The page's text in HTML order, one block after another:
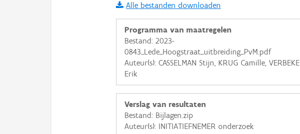
i
+ −
Basis Lagen
Alle bestanden downloaden
Programma van maatregelen
Bestand: 2023-
0843_Lede_Hoogstraat_uitbreiding_PvM.pdf
Auteur(s): CASSELMAN Stijn, KRUG Camille, VERBEKE
Erik
Verslag van resultaten
Bestand: Bijlagen.zip
Auteur(s): INITIATIEFNEMER onderzoek